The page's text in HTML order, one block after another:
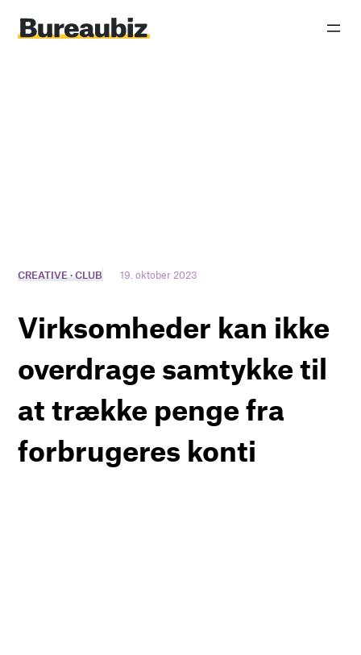
indhold
CREATIVE · CLUB 19. oktober 2023
Virksomheder kan ikke
overdrage samtykke til
at trække penge fra
forbrugeres konti